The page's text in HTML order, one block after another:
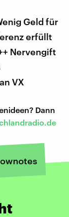
Geld für
erfüllt
Nervengift
VX
Dann